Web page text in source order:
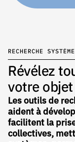
RECHERCHE
Révélez
votre objet
Les outils de
aident à
facilitent la
collectives,